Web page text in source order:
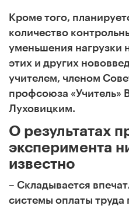
Кроме того,
количество
уменьшения нагрузки
этих и других
учителем, членом
профсоюза «Учитель»
Луховицким.
О результатах
эксперимента
известно
– Складывается
системы оплаты труда